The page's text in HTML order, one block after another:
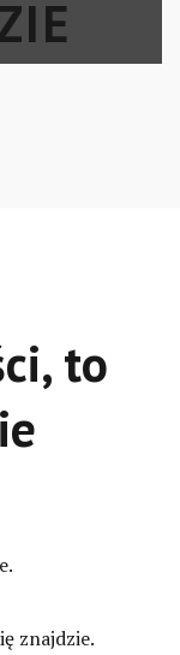
to
znajdzie.